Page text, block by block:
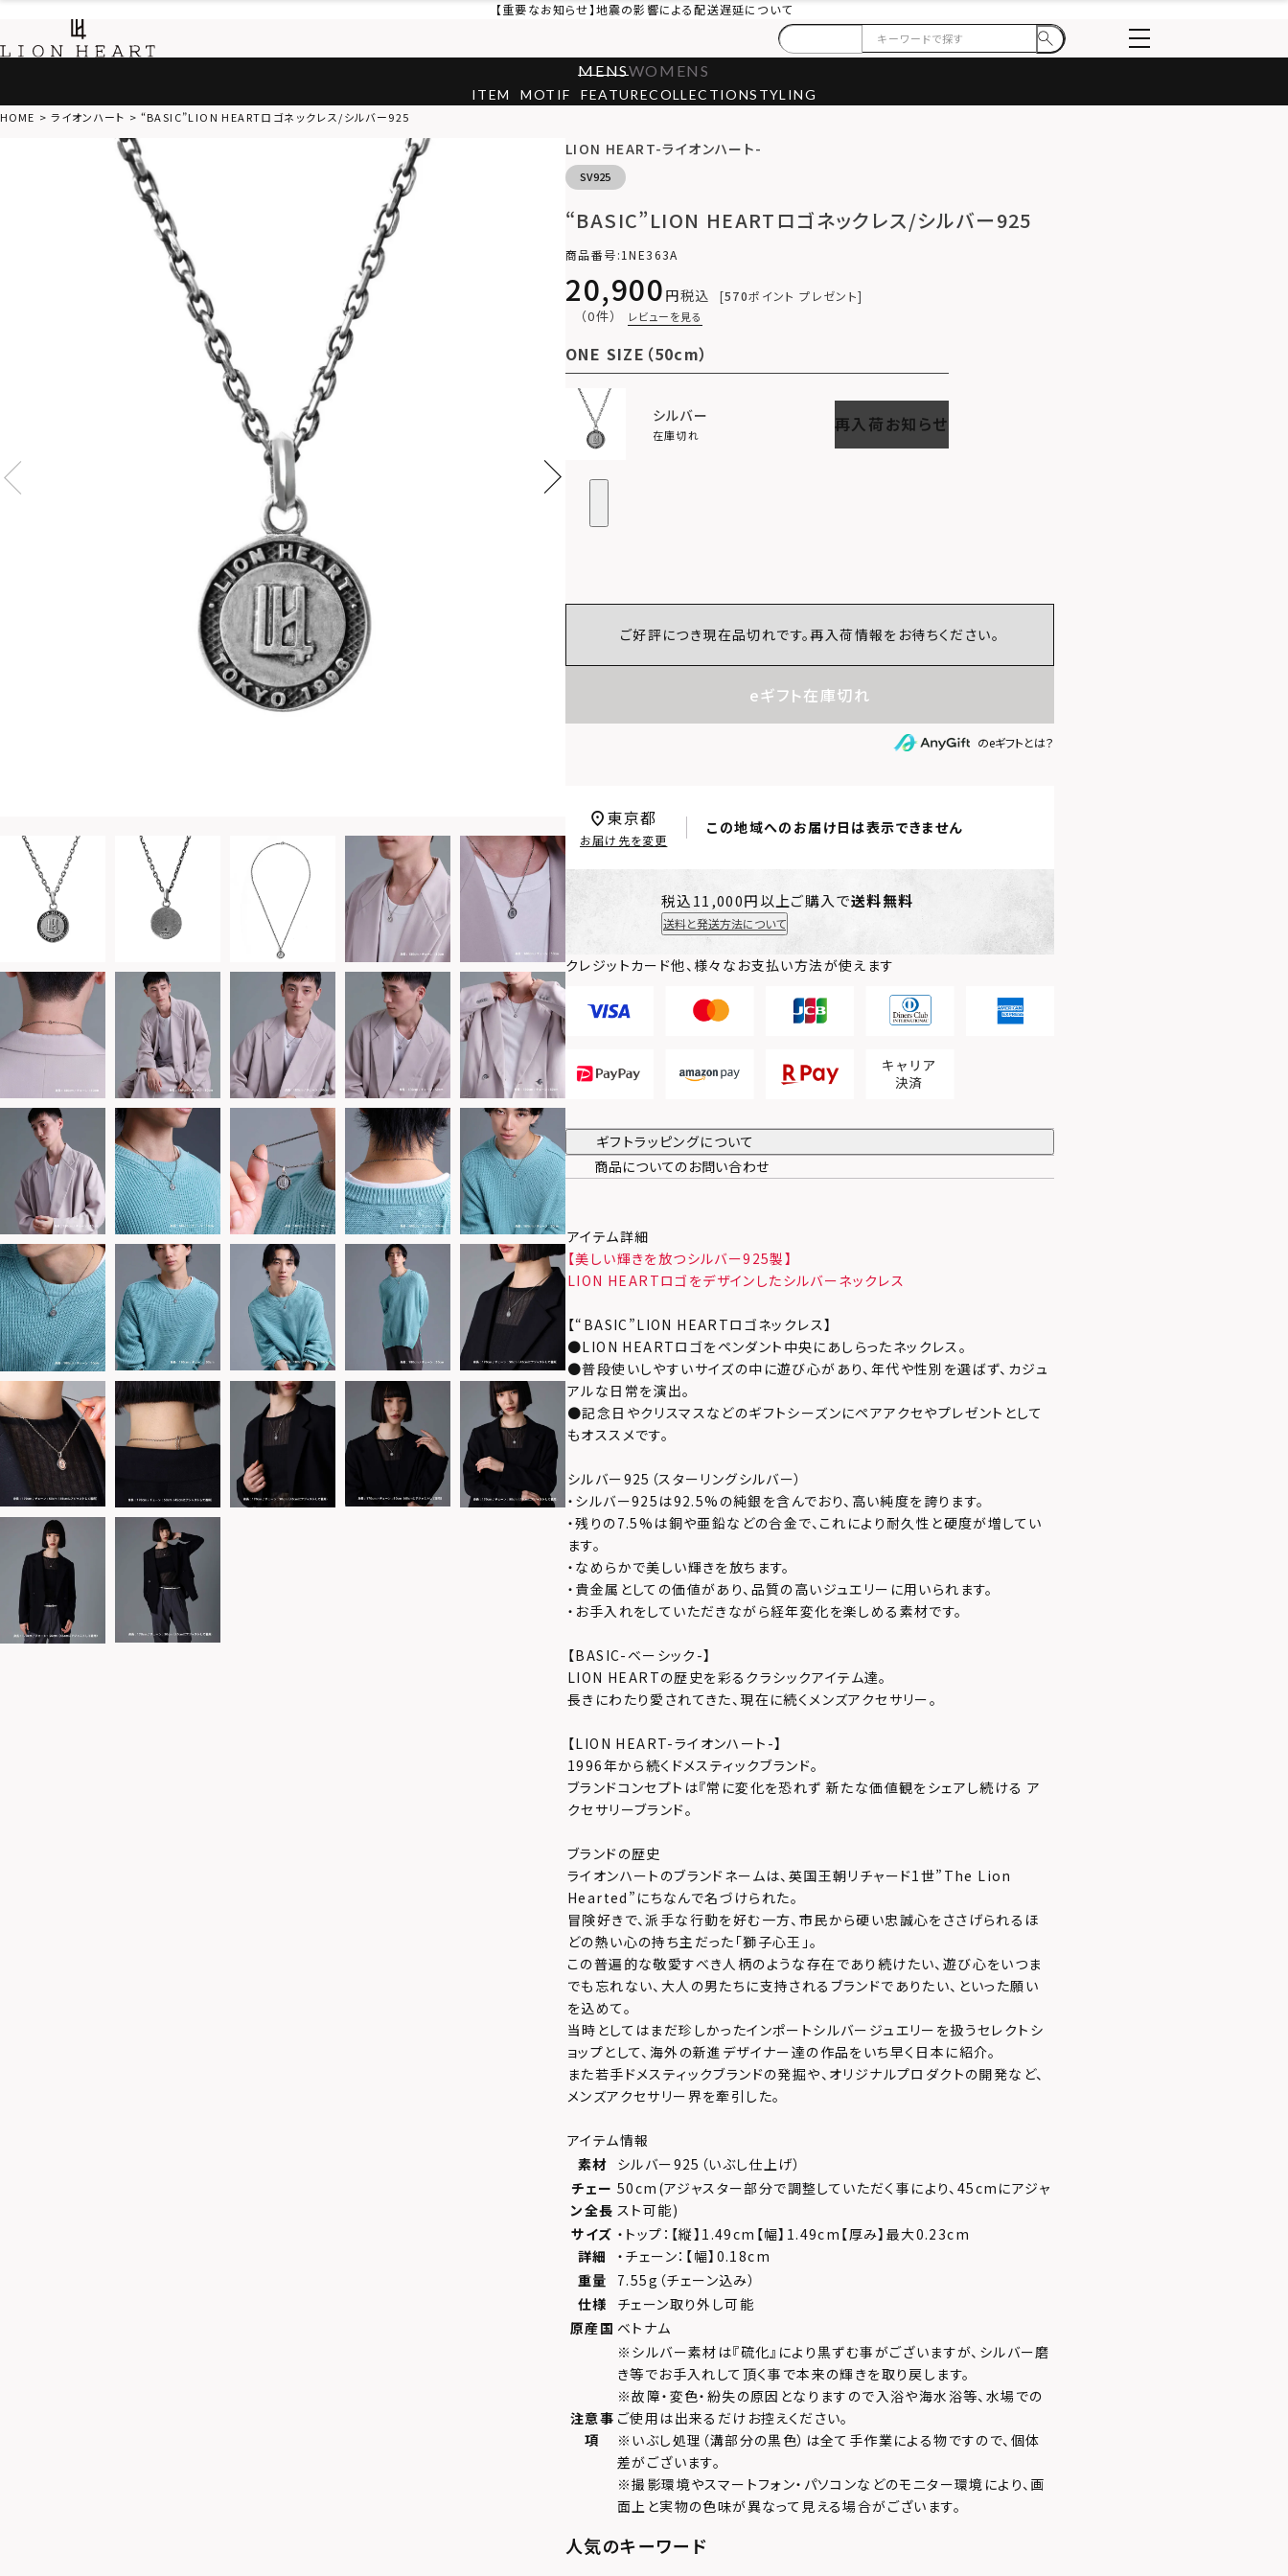
【重要なお知らせ】地震の影響による配送遅延について
MENSWOMENS
ITEM MOTIF FEATURECOLLECTIONSTYLING
HOME ライオンハート “BASIC”LION HEARTロゴネックレス/シルバー925
LION HEART-ライオンハート-
SV925
“BASIC”LION HEARTロゴネックレス/シルバー925
商品番号 1NE363A
20,900 税込 570ポイント プレゼント
（0件） レビューを見る
ONE SIZE（50cm）
シルバー
在庫切れ 再入荷お知らせ
ご好評につき現在品切れです。再入荷情報をお待ちください。
eギフト在庫切れ
のeギフトとは？
この地域へのお届け日は表示できません
東京都
お届け先を変更
税込11,000円以上ご購入で送料無料
送料と発送方法について
クレジットカード他、様々なお支払い方法が使えます
ギフトラッピングについて
商品についてのお問い合わせ
アイテム詳細
【美しい輝きを放つシルバー925製】
LION HEARTロゴをデザインしたシルバーネックレス
【“BASIC”LION HEARTロゴネックレス】
●LION HEARTロゴをペンダント中央にあしらったネックレス。
●普段使いしやすいサイズの中に遊び心があり、年代や性別を選ばず、カジュ
アルな日常を演出。
●記念日やクリスマスなどのギフトシーズンにペアアクセやプレゼントとして
もオススメです。
シルバー925（スターリングシルバー）
・シルバー925は92.5%の純銀を含んでおり、高い純度を誇ります。
・残りの7.5%は銅や亜鉛などの合金で、これにより耐久性と硬度が増してい
ます。
・なめらかで美しい輝きを放ちます。
・貴金属としての価値があり、品質の高いジュエリーに用いられます。
・お手入れをしていただきながら経年変化を楽しめる素材です。
【BASIC-ベーシック-】
LION HEARTの歴史を彩るクラシックアイテム達。
長きにわたり愛されてきた、現在に続くメンズアクセサリー。
【LION HEART-ライオンハート-】
1996年から続くドメスティックブランド。
ブランドコンセプトは『常に変化を恐れず 新たな価値観をシェアし続ける ア
クセサリーブランド。
ブランドの歴史
ライオンハートのブランドネームは、英国王朝リチャード1世”The Lion
Hearted”にちなんで名づけられた。
冒険好きで、派手な行動を好む一方、市民から硬い忠誠心をささげられるほ
どの熱い心の持ち主だった「獅子心王」。
この普遍的な敬愛すべき人柄のような存在であり続けたい、遊び心をいつま
でも忘れない、大人の男たちに支持されるブランドでありたい、といった願い
を込めて。
当時としてはまだ珍しかったインポートシルバージュエリーを扱うセレクトシ
ョップとして、海外の新進デザイナー達の作品をいち早く日本に紹介。
また若手ドメスティックブランドの発掘や、オリジナルプロダクトの開発など、
メンズアクセサリー界を牽引した。
アイテム情報
素材 シルバー925（いぶし仕上げ）
チェー
ン全長
50cm(アジャスター部分で調整していただく事により、45cmにアジャ
スト可能)
サイズ
詳細
・トップ：【縦】1.49cm【幅】1.49cm【厚み】最大0.23cm
・チェーン：【幅】0.18cm
重量
7.55g（チェーン込み）
仕様
チェーン取り外し可能
原産国 ベトナム
注意事
項
※シルバー素材は『硫化』により黒ずむ事がございますが、シルバー磨
き等でお手入れして頂く事で本来の輝きを取り戻します。
※故障・変色・紛失の原因となりますので入浴や海水浴等、水場での
ご使用は出来るだけお控えください。
※いぶし処理（溝部分の黒色）は全て手作業による物ですので、個体
差がございます。
※撮影環境やスマートフォン・パソコンなどのモニター環境により、画
面上と実物の色味が異なって見える場合がございます。